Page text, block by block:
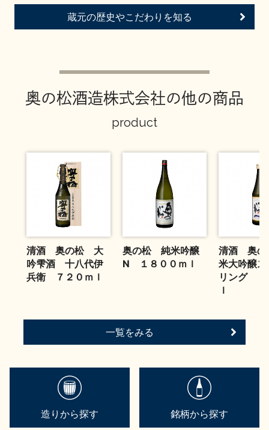
蔵元の歴史やこだわりを知る
奥の松酒造株式会社の他の商品
product
清酒 奥の松 大
吟雫酒 十八代伊
兵衛 ７２０ｍｌ
奥の松 純米吟醸
N １８００ｍｌ
清酒 奥
米大吟醸
リング ２
ｌ
一覧をみる
造りから探す 銘柄から探す